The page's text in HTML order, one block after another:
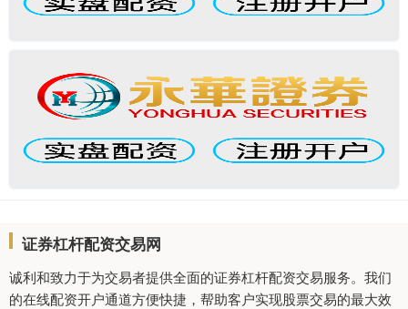
证券杠杆配资交易网
诚利和致力于为交易者提供全面的证券杠杆配资交易服务。我们
的在线配资开户通道方便快捷，帮助客户实现股票交易的最大效